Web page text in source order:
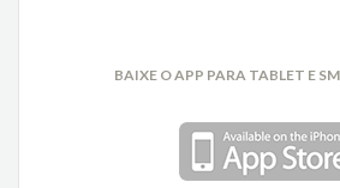
BAIXE O APP PARA TABLET E